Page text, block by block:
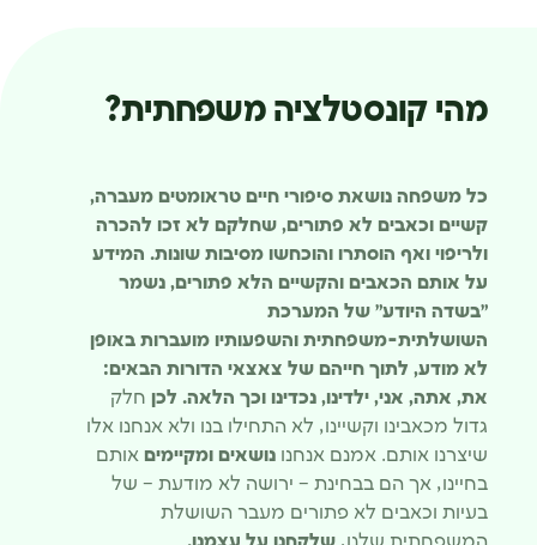
מהי קונסטלציה משפחתית?
כל משפחה נושאת סיפורי חיים טראומטים מעברה,
קשיים וכאבים לא פתורים, שחלקם לא זכו להכרה
ולריפוי ואף הוסתרו והוכחשו מסיבות שונות. המידע
על אותם הכאבים והקשיים הלא פתורים, נשמר
״בשדה היודע״ של המערכת
השושלתית-משפחתית והשפעותיו מועברות באופן
לא מודע, לתוך חייהם של צאצאי הדורות הבאים:
את, אתה, אני, ילדינו, נכדינו וכך הלאה. לכן חלק
גדול מכאבינו וקשיינו, לא התחילו בנו ולא אנחנו אלו
שיצרנו אותם. אמנם אנחנו נושאים ומקיימים אותם
בחיינו, אך הם בבחינת – ירושה לא מודעת – של
בעיות וכאבים לא פתורים מעבר השושלת